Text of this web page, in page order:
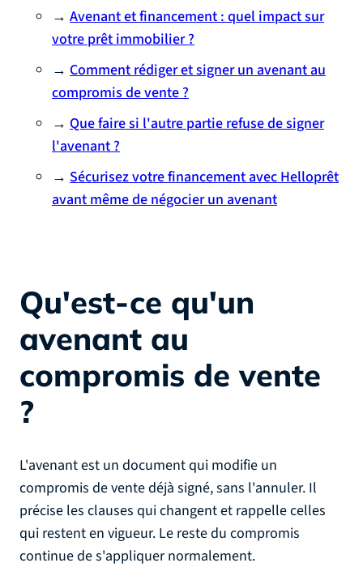
→ Avenant et financement : quel impact sur
votre prêt immobilier ?
→ Comment rédiger et signer un avenant au
compromis de vente ?
→ Que faire si l'autre partie refuse de signer
l'avenant ?
→ Sécurisez votre financement avec Helloprêt
avant même de négocier un avenant
Qu'est-ce qu'un
avenant au
compromis de vente
?
L'avenant est un document qui modifie un
compromis de vente déjà signé, sans l'annuler. Il
précise les clauses qui changent et rappelle celles
qui restent en vigueur. Le reste du compromis
continue de s'appliquer normalement.